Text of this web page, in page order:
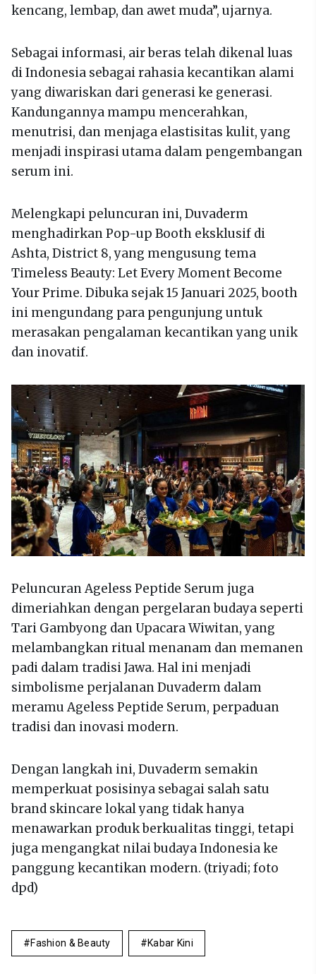
kencang, lembap, dan awet muda”, ujarnya.
Sebagai informasi, air beras telah dikenal luas
di Indonesia sebagai rahasia kecantikan alami
yang diwariskan dari generasi ke generasi.
Kandungannya mampu mencerahkan,
menutrisi, dan menjaga elastisitas kulit, yang
menjadi inspirasi utama dalam pengembangan
serum ini.
Melengkapi peluncuran ini, Duvaderm
menghadirkan Pop-up Booth eksklusif di
Ashta, District 8, yang mengusung tema
Timeless Beauty: Let Every Moment Become
Your Prime. Dibuka sejak 15 Januari 2025, booth
ini mengundang para pengunjung untuk
merasakan pengalaman kecantikan yang unik
dan inovatif.
Peluncuran Ageless Peptide Serum juga
dimeriahkan dengan pergelaran budaya seperti
Tari Gambyong dan Upacara Wiwitan, yang
melambangkan ritual menanam dan memanen
padi dalam tradisi Jawa. Hal ini menjadi
simbolisme perjalanan Duvaderm dalam
meramu Ageless Peptide Serum, perpaduan
tradisi dan inovasi modern.
Dengan langkah ini, Duvaderm semakin
memperkuat posisinya sebagai salah satu
brand skincare lokal yang tidak hanya
menawarkan produk berkualitas tinggi, tetapi
juga mengangkat nilai budaya Indonesia ke
panggung kecantikan modern. (triyadi; foto
dpd)
Fashion & Beauty Kabar Kini